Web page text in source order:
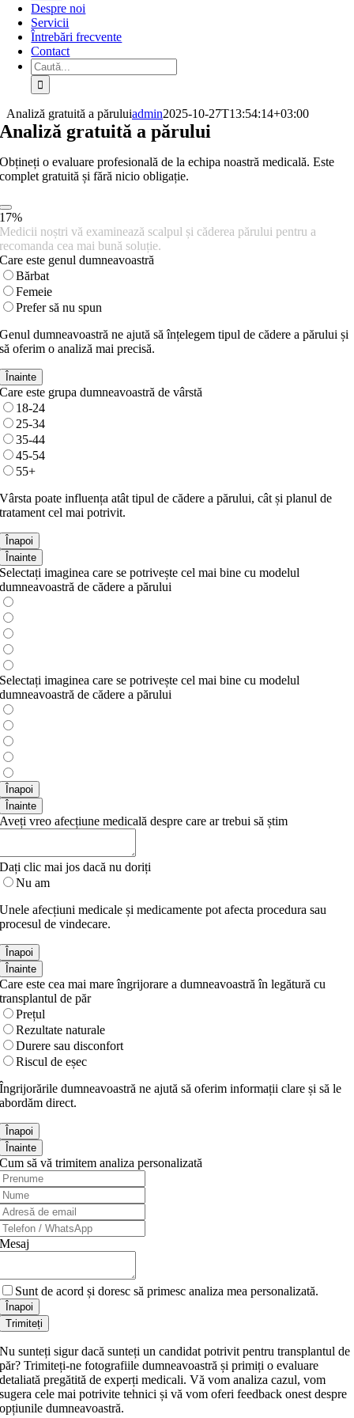
Despre noi
Servicii
Întrebări frecvente
Contact
Caută:
Analiză gratuită a păruluiadmin2025-10-27T13:54:14+03:00
Analiză gratuită a părului
Obțineți o evaluare profesională de la echipa noastră medicală. Este
complet gratuită și fără nicio obligație.
17%
Medicii noștri vă examinează scalpul și căderea părului pentru a
recomanda cea mai bună soluție.
Care este genul dumneavoastră
Bărbat
Femeie
Prefer să nu spun
Genul dumneavoastră ne ajută să înțelegem tipul de cădere a părului și
să oferim o analiză mai precisă.
Înainte
Care este grupa dumneavoastră de vârstă
18-24
25-34
35-44
45-54
55+
Vârsta poate influența atât tipul de cădere a părului, cât și planul de
tratament cel mai potrivit.
Înapoi
Înainte
Selectați imaginea care se potrivește cel mai bine cu modelul
dumneavoastră de cădere a părului
Selectați imaginea care se potrivește cel mai bine cu modelul
dumneavoastră de cădere a părului
Înapoi
Înainte
Aveți vreo afecțiune medicală despre care ar trebui să știm
Dați clic mai jos dacă nu doriți
Nu am
Unele afecțiuni medicale și medicamente pot afecta procedura sau
procesul de vindecare.
Înapoi
Înainte
Care este cea mai mare îngrijorare a dumneavoastră în legătură cu
transplantul de păr
Prețul
Rezultate naturale
Durere sau disconfort
Riscul de eșec
Îngrijorările dumneavoastră ne ajută să oferim informații clare și să le
abordăm direct.
Înapoi
Înainte
Cum să vă trimitem analiza personalizată
Email
Address*
Mesaj
Sunt de acord și doresc să primesc analiza mea personalizată.
Înapoi
Trimiteți
Nu sunteți sigur dacă sunteți un candidat potrivit pentru transplantul de
păr? Trimiteți-ne fotografiile dumneavoastră și primiți o evaluare
detaliată pregătită de experți medicali. Vă vom analiza cazul, vom
sugera cele mai potrivite tehnici și vă vom oferi feedback onest despre
opțiunile dumneavoastră.